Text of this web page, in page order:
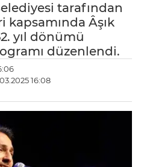
tarafından
Âşık
yıl dönümü
düzenlendi.
16:08